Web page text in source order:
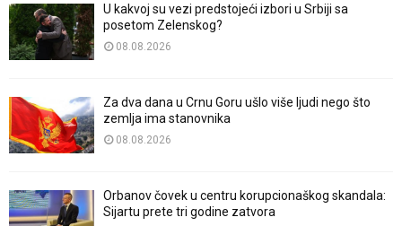
U kakvoj su vezi predstojeći izbori u Srbiji sa
posetom Zelenskog?
08.08.2026
Za dva dana u Crnu Goru ušlo više ljudi nego što
zemlja ima stanovnika
08.08.2026
Orbanov čovek u centru korupcionaškog skandala:
Sijartu prete tri godine zatvora